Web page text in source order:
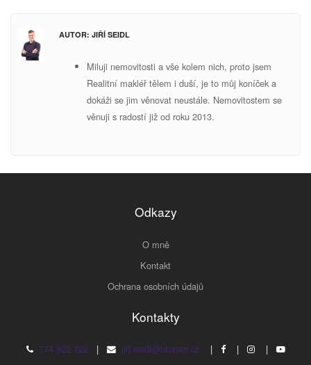
AUTOR: JIŘÍ SEIDL
Miluji nemovitosti a vše kolem nich, proto jsem
Realitní makléř tělem i duší, je to můj koníček a
dokáži se jim věnovat neustále. Nemovitostem se
věnuji s radostí již od roku 2013.
Odkazy
O mně
Kontakt
Ochrana osobních údajů
Kontakty
774 922 722| jiri.seidl@taurum.cz| | |